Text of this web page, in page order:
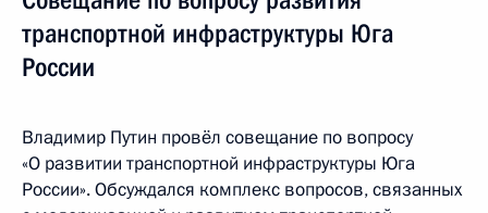
транспортной инфраструктуры Юга
России
Владимир Путин провёл совещание по вопросу
«О развитии транспортной инфраструктуры Юга
России». Обсуждался комплекс вопросов, связанных